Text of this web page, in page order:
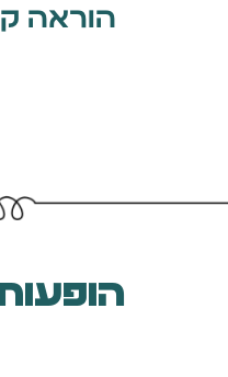
הוראה